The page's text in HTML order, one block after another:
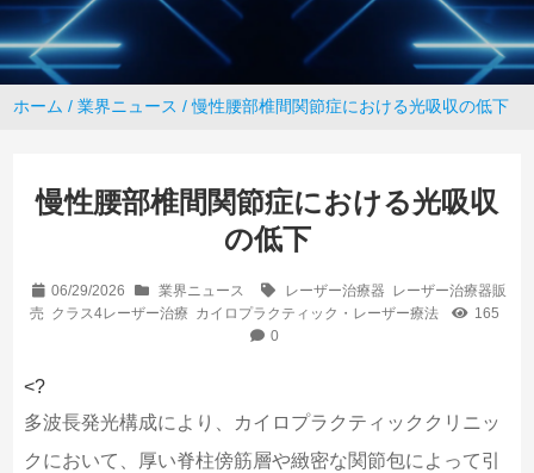
ホーム /業界ニュース / 慢性腰部椎間関節症における光吸収の低下
慢性腰部椎間関節症における光吸収
の低下
06/29/2026 業界ニュース レーザー治療器
レーザー治療器販
売 クラス4レーザー治療 カイロプラクティック・レーザー療法
165
0
<?
多波長発光構成により、カイロプラクティッククリニッ
クにおいて、厚い脊柱傍筋層や緻密な関節包によって引